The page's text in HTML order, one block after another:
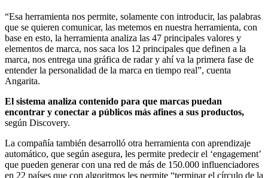
“Esa herramienta nos permite, solamente con introducir, las palabras
que se quieren comunicar, las metemos en nuestra herramienta, con
base en esto, la herramienta analiza las 47 principales valores y
elementos de marca, nos saca los 12 principales que definen a la
marca, nos entrega una gráfica de radar y ahí va la primera fase de
entender la personalidad de la marca en tiempo real”, cuenta
Angarita.
El sistema analiza contenido para que marcas puedan
encontrar y conectar a públicos más afines a sus productos,
según Discovery.
La compañía también desarrolló otra herramienta con aprendizaje
automático, que según asegura, les permite predecir el ‘engagement’
que pueden generar con una red de más de 150.000 influenciadores
en 22 países que con algoritmos les permite “terminar el círculo de la